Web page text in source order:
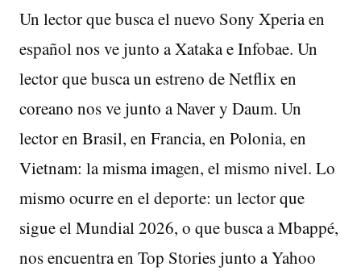
Un lector que busca el nuevo Sony Xperia en
español nos ve junto a Xataka e Infobae. Un
lector que busca un estreno de Netflix en
coreano nos ve junto a Naver y Daum. Un
lector en Brasil, en Francia, en Polonia, en
Vietnam: la misma imagen, el mismo nivel. Lo
mismo ocurre en el deporte: un lector que
sigue el Mundial 2026, o que busca a Mbappé,
nos encuentra en Top Stories junto a Yahoo